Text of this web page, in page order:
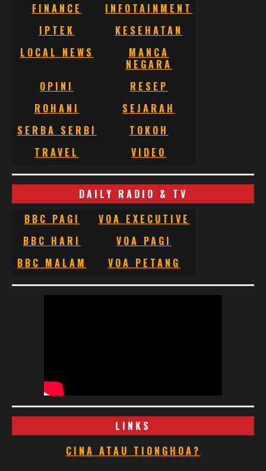
FINANCE
INFOTAINMENT
IPTEK
KESEHATAN
LOCAL NEWS
MANCA
NEGARA
OPINI
RESEP
ROHANI
SEJARAH
SERBA SERBI
TOKOH
TRAVEL
VIDEO
DAILY RADIO & TV
BBC PAGI
VOA EXECUTIVE
BBC HARI
VOA PAGI
BBC MALAM
VOA PETANG
LINKS
CINA ATAU TIONGHOA?